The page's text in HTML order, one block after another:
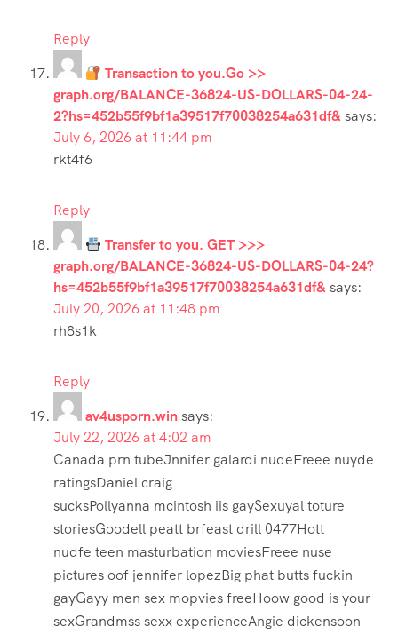
Reply
Transaction to you.Go >>
graph.org/BALANCE-36824-US-DOLLARS-04-24-
2?hs=452b55f9bf1a39517f70038254a631df&says:
July 6, 2026 at 11:44 pm
rkt4f6
Reply
Transfer to you. GET >>>
graph.org/BALANCE-36824-US-DOLLARS-04-24?
hs=452b55f9bf1a39517f70038254a631df&says:
July 20, 2026 at 11:48 pm
rh8s1k
Reply
av4usporn.winsays:
July 22, 2026 at 4:02 am
Canada prn tubeJnnifer galardi nudeFreee nuyde
ratingsDaniel craig
sucksPollyanna mcintosh iis gaySexuyal toture
storiesGoodell peatt brfeast drill 0477Hott
nudfe teen masturbation moviesFreee nuse
pictures oof jennifer lopezBig phat butts fuckin
gayGayy men sex mopvies freeHoow good is your
sexGrandmss sexx experienceAngie dickensoon